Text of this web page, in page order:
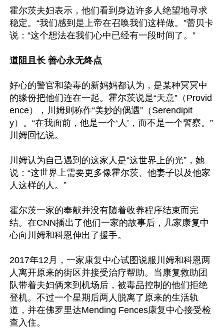
霍尔茨夫妇表示，他们看到身边许多人绝望地寻求
稳定。“我们感到是上帝在召唤我们这样做。”蕾贝卡
说：“这个想法在我们心中已经有一段时间了。”
道阻且长 善心永无终点
好心的警官和染毒的新妈妈都认为，是某种冥冥中
的缘份把他们连在一起。霍尔茨说是“天意”（Provid
ence），川姆则称作“美妙的偶遇”（Serendipit
y）。“在我面前，他是一个‘人’，而不是一个警察。”
川姆回忆说。
川姆认为自己遇到的这家人是“这世界上的光”，她
说：“这世界上需要更多像霍尔茨、他妻子以及他家
人这样的人。”
霍尔茨一家的奉献并没有随着收养程序结束而完
结。在CNN播出了他们一家的故事后，几家康复中
心向川姆和科恩伸出了援手。
2017年12月，一家康复中心试图说服川姆和科恩两
人离开原来的街区并接受治疗帮助。当康复救助团
队带着夫妇俩来到机场后，被毒品控制的他们拒绝
登机。不过一个星期后两人脱离了原来的生活轨
道，并在佛罗里达Mending Fences康复中心接受检
查入住。